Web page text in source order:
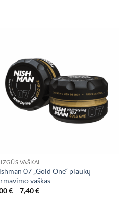
VAŠKAI
07 „Gold One“ plaukų
vaškas
€ – 7,40€Price